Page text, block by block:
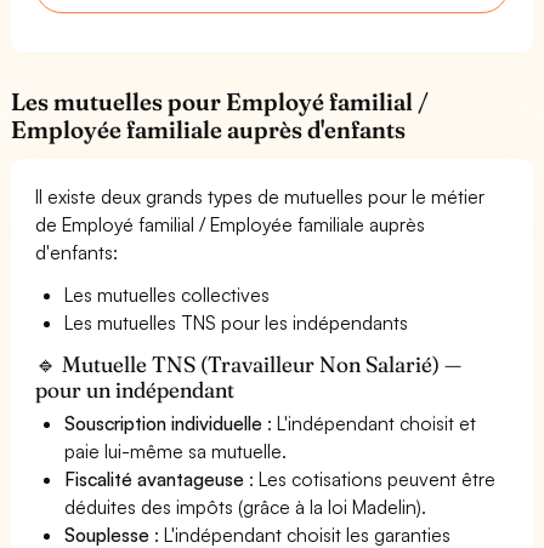
Les mutuelles pour Employé familial /
Employée familiale auprès d'enfants
Il existe deux grands types de mutuelles pour le métier
de Employé familial / Employée familiale auprès
d'enfants:
Les mutuelles collectives
Les mutuelles TNS pour les indépendants
🔹 Mutuelle TNS (Travailleur Non Salarié) —
pour un indépendant
Souscription individuelle : L'indépendant choisit et
paie lui-même sa mutuelle.
Fiscalité avantageuse : Les cotisations peuvent être
déduites des impôts (grâce à la loi Madelin).
Souplesse : L'indépendant choisit les garanties